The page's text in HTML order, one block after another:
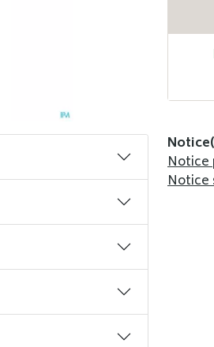
Notice
Notice